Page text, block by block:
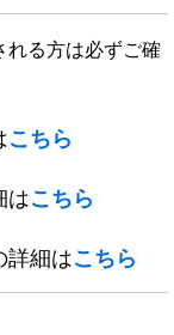
れる方は必ずご確
こちら
はこちら
詳細はこちら